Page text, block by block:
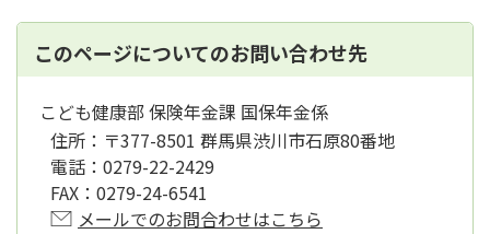
このページについてのお問い合わせ先
こども健康部 保険年金課 国保年金係
住所： 〒377-8501 群馬県渋川市石原80番地
電話： 0279-22-2429
FAX： 0279-24-6541
メールでのお問合わせはこちら